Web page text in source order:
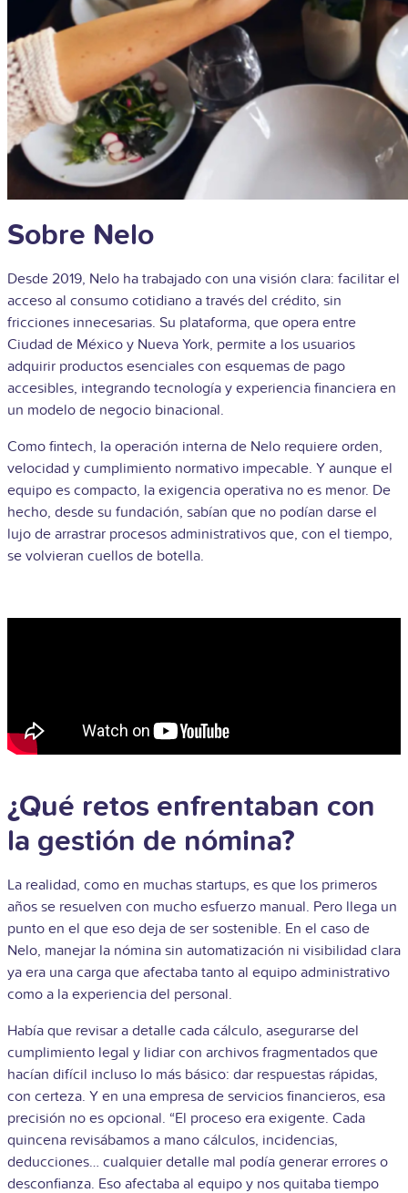
Sobre Nelo
Desde 2019, Nelo ha trabajado con una visión clara: facilitar el
acceso al consumo cotidiano a través del crédito, sin
fricciones innecesarias. Su plataforma, que opera entre
Ciudad de México y Nueva York, permite a los usuarios
adquirir productos esenciales con esquemas de pago
accesibles, integrando tecnología y experiencia financiera en
un modelo de negocio binacional.
Como fintech, la operación interna de Nelo requiere orden,
velocidad y cumplimiento normativo impecable. Y aunque el
equipo es compacto, la exigencia operativa no es menor. De
hecho, desde su fundación, sabían que no podían darse el
lujo de arrastrar procesos administrativos que, con el tiempo,
se volvieran cuellos de botella.
¿Qué retos enfrentaban con
la gestión de nómina?
La realidad, como en muchas startups, es que los primeros
años se resuelven con mucho esfuerzo manual. Pero llega un
punto en el que eso deja de ser sostenible. En el caso de
Nelo, manejar la nómina sin automatización ni visibilidad clara
ya era una carga que afectaba tanto al equipo administrativo
como a la experiencia del personal.
Había que revisar a detalle cada cálculo, asegurarse del
cumplimiento legal y lidiar con archivos fragmentados que
hacían difícil incluso lo más básico: dar respuestas rápidas,
con certeza. Y en una empresa de servicios financieros, esa
precisión no es opcional. “El proceso era exigente. Cada
quincena revisábamos a mano cálculos, incidencias,
deducciones… cualquier detalle mal podía generar errores o
desconfianza. Eso afectaba al equipo y nos quitaba tiempo